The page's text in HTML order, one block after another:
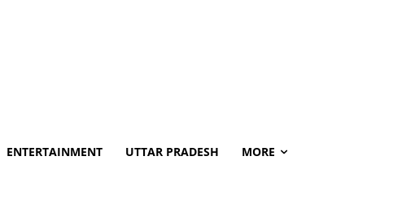
ENTERTAINMENT UTTAR PRADESH MORE